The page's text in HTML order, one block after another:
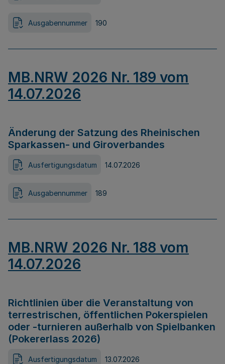
Ausgabennummer 190
MB.NRW 2026 Nr. 189 vom
14.07.2026
Änderung der Satzung des Rheinischen
Sparkassen- und Giroverbandes
Ausfertigungsdatum 14.07.2026
Ausgabennummer 189
MB.NRW 2026 Nr. 188 vom
14.07.2026
Richtlinien über die Veranstaltung von
terrestrischen, öffentlichen Pokerspielen
oder -turnieren außerhalb von Spielbanken
(Pokererlass 2026)
Ausfertigungsdatum 13.07.2026